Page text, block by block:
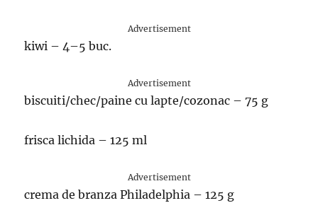
Advertisement
kiwi – 4–5 buc.
Advertisement
biscuiti/chec/paine cu lapte/cozonac – 75 g
frisca lichida – 125 ml
Advertisement
crema de branza Philadelphia – 125 g